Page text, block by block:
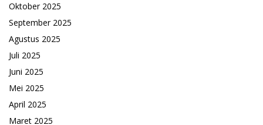
Oktober 2025
September 2025
Agustus 2025
Juli 2025
Juni 2025
Mei 2025
April 2025
Maret 2025